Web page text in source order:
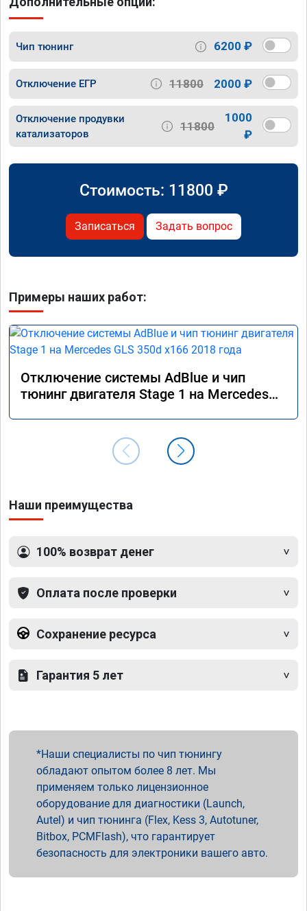
Чип тюнинг 6200 ₽
Отключение ЕГР 11800 2000 ₽
Отключение продувки
катализаторов
11800
1000
₽
Стоимость: 11800 ₽
Записаться Задать вопрос
Примеры наших работ:
Отключение системы AdBlue и чип
тюнинг двигателя Stage 1 на Mercedes
Наши преимущества
100% возврат денег
Оплата после проверки
Сохранение ресурса
Гарантия 5 лет
Наши специалисты по чип тюнингу
обладают опытом более 8 лет. Мы
применяем только лицензионное
оборудование для диагностики (Launch,
Autel) и чип тюнинга (Flex, Kess 3, Autotuner,
Bitbox, PCMFlash), что гарантирует
безопасность для электроники вашего авто.